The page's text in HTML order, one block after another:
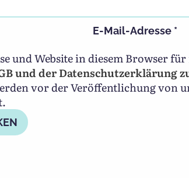
E-Mail-Adresse *
und Website in diesem Browser
und der Datenschutzerklärung
vor der Veröffentlichung von